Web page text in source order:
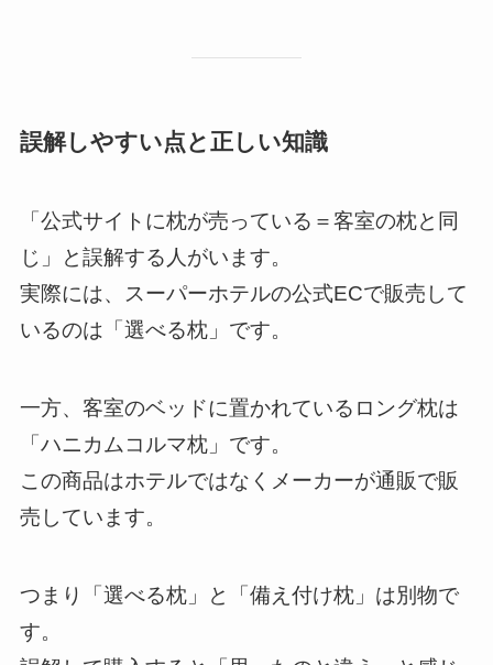
誤解しやすい点と正しい知識
「公式サイトに枕が売っている＝客室の枕と同
じ」と誤解する人がいます。
実際には、スーパーホテルの公式ECで販売して
いるのは「選べる枕」です。
一方、客室のベッドに置かれているロング枕は
「ハニカムコルマ枕」です。
この商品はホテルではなくメーカーが通販で販
売しています。
つまり「選べる枕」と「備え付け枕」は別物で
す。